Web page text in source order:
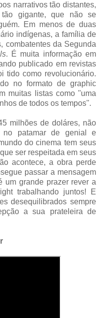
narrativos tão distantes,
gigante, que não se
Em menos de duas
indígenas, a família de
combatentes da Segunda
. É muita informação em
publicado em revistas
tido como revolucionário.
no formato de graphic
muitas listas como ''uma
de todos os tempos''.
milhões de doláres, não
no patamar de genial e
do cinema tem seus
ser respeitada em seus
acontece, a obra perde
passar a mensagem
um grande prazer rever a
trabalhando juntos! E
desequilibrados sempre
a sua prateleira de